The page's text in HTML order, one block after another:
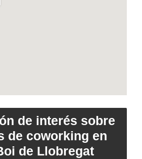
de interés sobre
de coworking en
de Llobregat